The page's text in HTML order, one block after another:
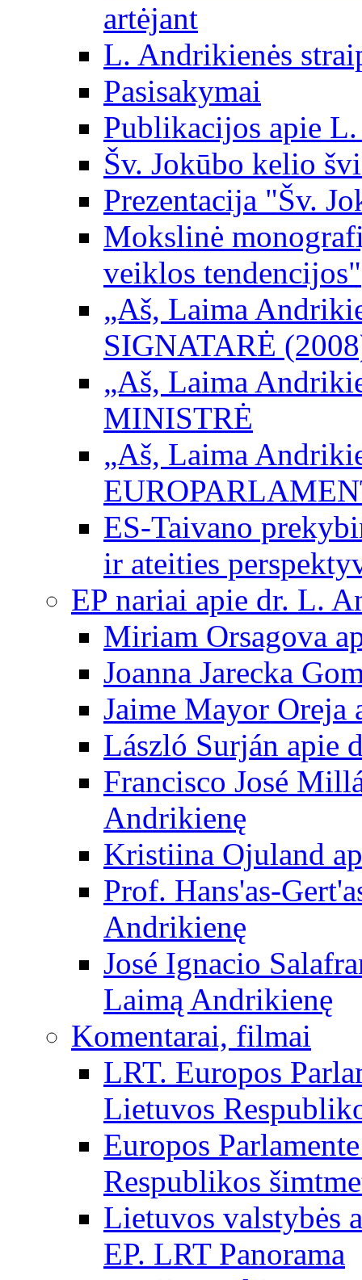
artėjant
L. Andrikienės
Pasisakymai
Publikacijos apie
Šv. Jokūbo kelio
Prezentacija "Šv.
Mokslinė
veiklos tendencijos"
„Aš, Laima
SIGNATARĖ
„Aš, Laima
MINISTRĖ
„Aš, Laima
ES-Taivano
ir ateities
EP nariai apie dr. L.
Miriam Orsagova
Joanna Jarecka
Jaime Mayor Oreja
László Surján apie
Francisco José
Andrikienę
Kristiina Ojuland
Prof. Hans'as-
Andrikienę
José Ignacio
Laimą Andrikienę
Komentarai, filmai
LRT. Europos
Lietuvos
Europos
Respublikos
Lietuvos valstybės
EP. LRT Panorama